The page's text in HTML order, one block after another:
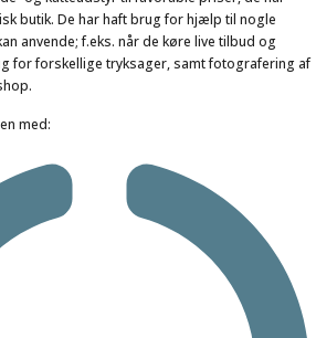
butik. De har haft brug for hjælp til nogle
anvende; f.eks. når de køre live tilbud og
for forskellige tryksager, samt fotografering af
med: